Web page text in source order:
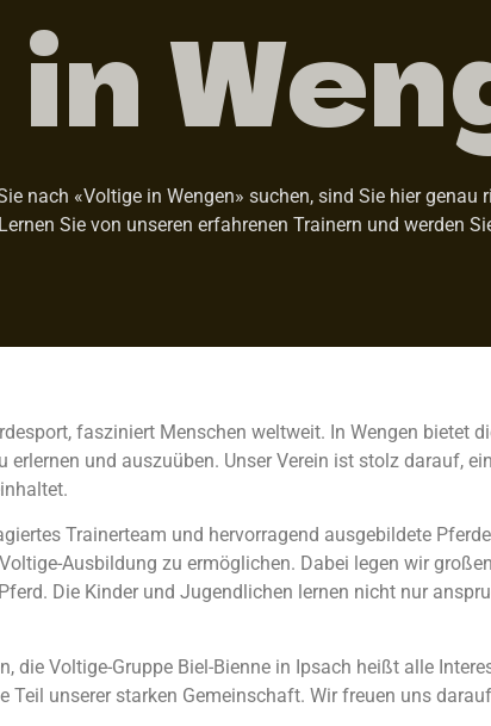
nach «Voltige in Wengen» suchen, sind Sie hier genau
Sie von unseren erfahrenen Trainern und werden
fasziniert Menschen weltweit. In Wengen bietet
und auszuüben. Unser Verein ist stolz darauf,
Trainerteam und hervorragend ausgebildete
Ausbildung zu ermöglichen. Dabei legen wir
Die Kinder und Jugendlichen lernen nicht nur
die Voltige-Gruppe Biel-Bienne in Ipsach heißt alle
unserer starken Gemeinschaft. Wir freuen uns